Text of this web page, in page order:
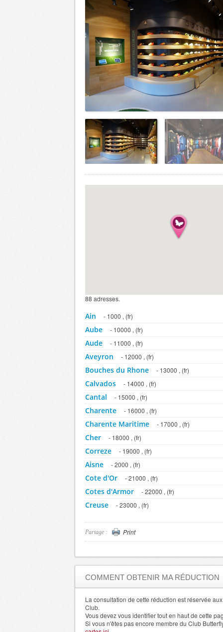
88 adresses.
Ain - 1000 , (fr)
Aube - 10000 , (fr)
Aude - 11000 , (fr)
Aveyron - 12000 , (fr)
Bouches du Rhone - 13000 , (fr)
Calvados - 14000 , (fr)
Cantal - 15000 , (fr)
Charente - 16000 , (fr)
Charente Maritime - 17000 , (fr)
Cher - 18000 , (fr)
Correze - 19000 , (fr)
Aisne - 2000 , (fr)
Cote d'Or - 21000 , (fr)
Cotes d'Armor - 22000 , (fr)
Creuse - 23000 , (fr)
Doubs - 25000 , (fr)
Eure - 27000 , (fr)
Finistere - 29000 , (fr)
Allier - 3000 , (fr)
Gard - 30000 , (fr)
Haute Garonne - 31000 , (fr)
Partage : Print
COMMENT OBTENIR MA RÉDUCTION
La consultation de cette réduction est réservée
Club.
Vous devez vous identifier tout en haut de cette
Si vous n'êtes pas encore membre du Club